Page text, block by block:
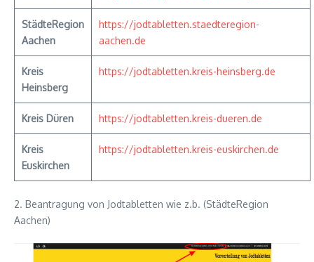
StädteRegion
Aachen
https://jodtabletten.staedteregion-
aachen.de
Kreis
Heinsberg
https://jodtabletten.kreis-heinsberg.de
Kreis Düren https://jodtabletten.kreis-dueren.de
Kreis
Euskirchen
https://jodtabletten.kreis-euskirchen.de
2. Beantragung von Jodtabletten wie z.b. (StädteRegion
Aachen)